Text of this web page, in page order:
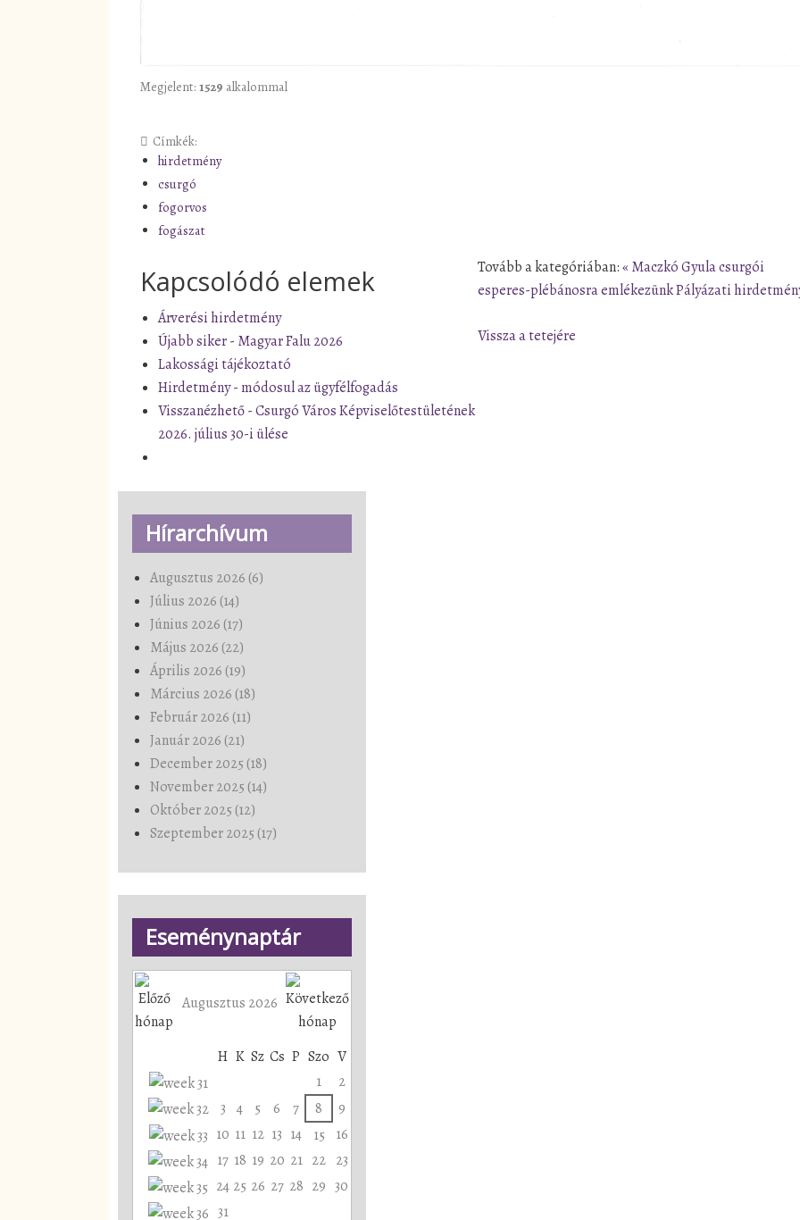
Megjelent: 1529 alkalommal
Címkék:
hirdetmény
csurgó
fogorvos
fogászat
Kapcsolódó elemek
Árverési hirdetmény
Újabb siker - Magyar Falu 2026
Lakossági tájékoztató
Hirdetmény - módosul az ügyfélfogadás
Visszanézhető - Csurgó Város Képviselőtestületének
2026. július 30-i ülése
Tovább a kategóriában:« Maczkó Gyula csurgói
esperes-plébánosra emlékezünkPályázati
Vissza a tetejére
Hírarchívum
Augusztus 2026 (6)
Július 2026 (14)
Június 2026 (17)
Május 2026 (22)
Április 2026 (19)
Március 2026 (18)
Február 2026 (11)
Január 2026 (21)
December 2025 (18)
November 2025 (14)
Október 2025 (12)
Szeptember 2025 (17)
Eseménynaptár
Augusztus 2026
H K Sz Cs P Szo V
1
2
3 4 5 6 7 8
9
10 11 12 13 14 15
16
17 18 19 20 21 22 23
24 25 26 27 28 29 30
31